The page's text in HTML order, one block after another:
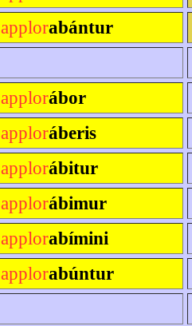
applorabántur
applorábor
apploráberis
applorábitur
applorábimur
applorabímini
applorabúntur